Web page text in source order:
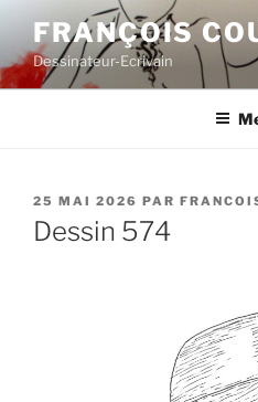
contenu
principal
FRANÇOIS
Dessinateur-Ecrivain
PUBLIÉ
LE
25 MAI 2026 PAR
Dessin 574